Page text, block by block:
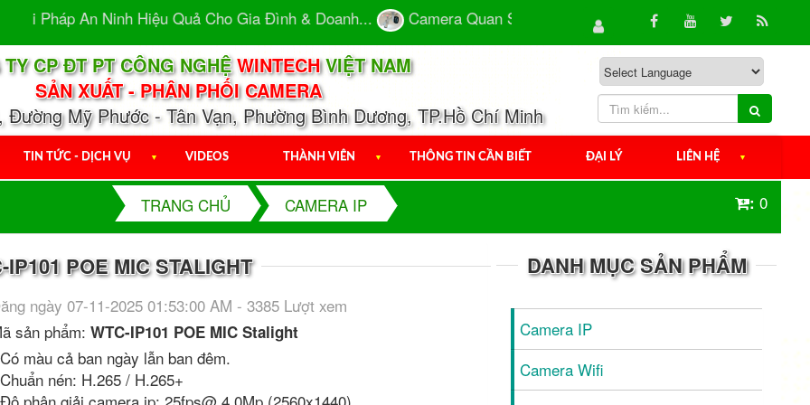
Pháp An Ninh Hiệu Quả Cho Gia Đình & Doanh... Camera Quan Sát Chất Lượng Cao - Giải Pháp An Toàn
TY CP ĐT PT CÔNG NGHỆWINTECHVIỆT NAM
SẢN XUẤT - PHÂN PHỐI CAMERA
Đường Mỹ Phước - Tân Vạn, Phường Bình Dương, TP.Hồ Chí Minh
TIN TỨC - DỊCH VỤ ▼ VIDEOS THÀNH VIÊN ▼ THÔNG TIN CẦN BIẾT ĐẠI LÝ LIÊN HỆ ▼
TRANG CHỦ CAMERA IP : 0
POE MIC STALIGHT
ngày 07-11-2025 01:53:00 AM - 3385 Lượt xem
sản phẩm:WTC-IP101 POE MIC Stalight
màu cả ban ngày lẫn ban đêm.
nén: H.265 / H.265+
DANH MỤC SẢN PHẨM
Camera IP
Camera Wifi